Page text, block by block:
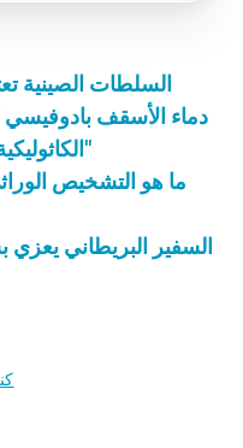
السلطات الصينية
دماء الأسقف
الكاثوليكية في تركيا "تجد رجاءً جديداً"
ما هو التشخيص
السفير البريطاني يعزي